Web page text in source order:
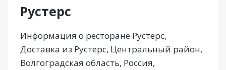
Рустерс
Информация о ресторане Рустерс,
Доставка из Рустерс, Центральный район,
Волгоградская область, Россия,